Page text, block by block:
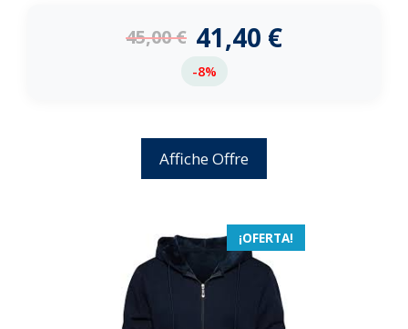
5
45,00€ 41,40 €
-8%
Affiche Offre
¡OFERTA!